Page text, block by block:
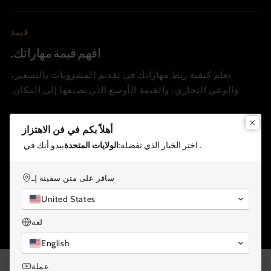
قيمة
افهم قيمة مهاراتك.
تعلم كيفية ربط مهاراتك في تقديم المشروبات بالتسعير،
والوعي التجاري، والقيمة الأوسع التي تضيفها إلى المكان.
ابتكر أساليب إبداعية أكثر تعمداً حتى تبدو مشروباتك أكثر تميزاً
وشخصية وأفضل تخطيطاً.
أهلاً بكم في فن الاهتزاز
يبدو أنك فيالولايات المتحدة. اختر الخيار الذي تفضله:
سافر على متن سفينة لِـ
United States
لغة
English
عملة